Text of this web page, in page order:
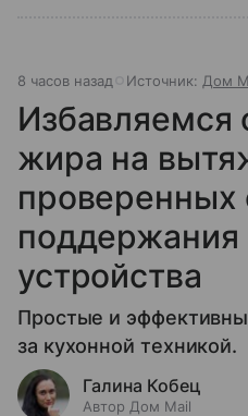
8 часов назад Источник: Дом
Избавляемся
жира на
проверенных
поддержания
устройства
Простые и
за кухонной техникой.
Галина Кобец
Автор Дом Mail